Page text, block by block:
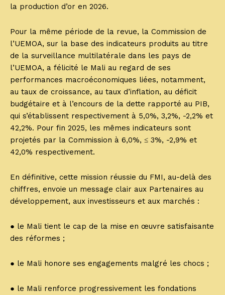
la production d’or en 2026.
Pour la même période de la revue, la Commission de
l’UEMOA, sur la base des indicateurs produits au titre
de la surveillance multilatérale dans les pays de
l’UEMOA, a félicité le Mali au regard de ses
performances macroéconomiques liées, notamment,
au taux de croissance, au taux d’inflation, au déficit
budgétaire et à l’encours de la dette rapporté au PIB,
qui s’établissent respectivement à 5,0%, 3,2%, -2,2% et
42,2%. Pour fin 2025, les mêmes indicateurs sont
projetés par la Commission à 6,0%, ≤ 3%, -2,9% et
42,0% respectivement.
En définitive, cette mission réussie du FMI, au-delà des
chiffres, envoie un message clair aux Partenaires au
développement, aux investisseurs et aux marchés :
● le Mali tient le cap de la mise en œuvre satisfaisante
des réformes ;
● le Mali honore ses engagements malgré les chocs ;
● le Mali renforce progressivement les fondations